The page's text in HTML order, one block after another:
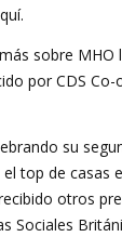
sobre MHO
por CDS Co-
su
top de casas
otros
Sociales